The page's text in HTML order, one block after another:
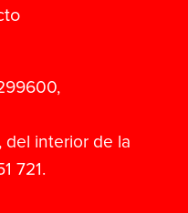
interior de la
721.